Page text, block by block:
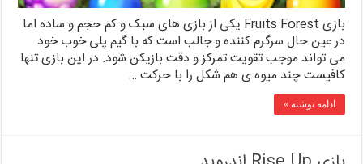
بازی Fruits Forest یکی از بازی های سبک و کم حجم و ساده اما
در عین حال سرگرم کننده و جالب است که با گیم پلی خوب خود
می تواند موجب تقویت تمرکز و دقت بازیکن شود. در این بازی تنها
کافیست چند میوه ی هم شکل را با حرکت …
ادامه نوشته »